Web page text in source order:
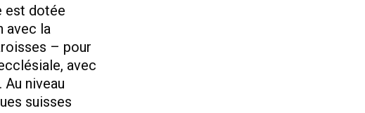
est dotée
avec la
– pour
avec
niveau
suisses